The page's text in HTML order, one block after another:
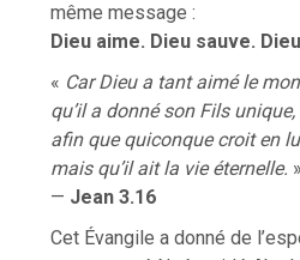
même message :
Dieu aime. Dieu sauve.
« Car Dieu a tant aimé le
qu’il a donné son Fils unique,
afin que quiconque croit en
mais qu’il ait la vie éternelle. »
— Jean 3.16
Cet Évangile a donné de